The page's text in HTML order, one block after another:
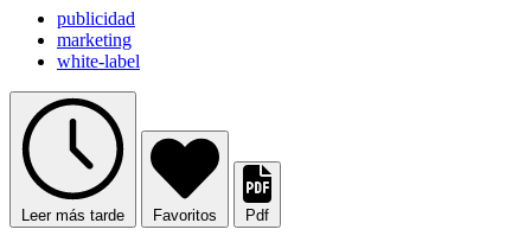
publicidad
marketing
white-label
Leer más tarde Favoritos Pdf